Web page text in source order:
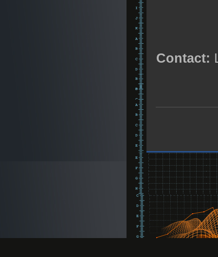
Contact: